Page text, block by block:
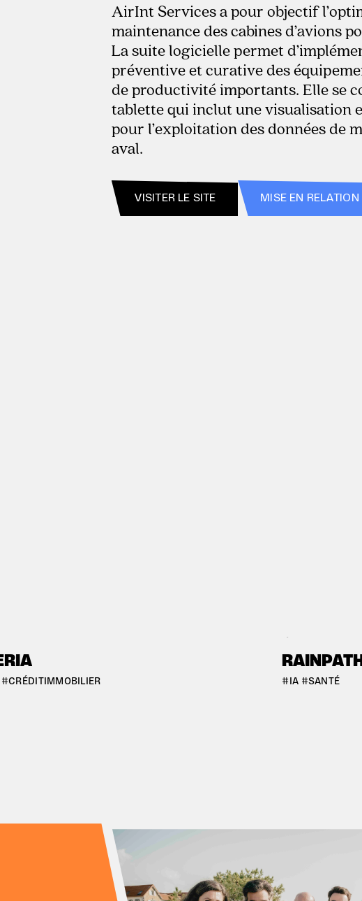
AirInt Services a pour objectif
maintenance des cabines d’avions
La suite logicielle permet
préventive et curative des
de productivité importants. Elle se
tablette qui inclut une visualisation
pour l’exploitation des données de
aval.
VISITER LE SITE MISE EN RELATION
#RENNESRAINPATH
#IA #SANTÉ